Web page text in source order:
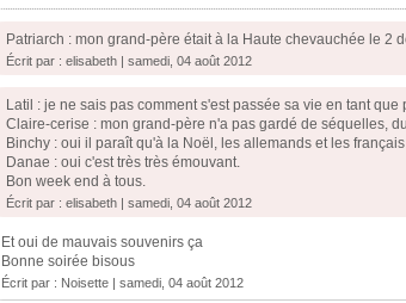
Patriarch : mon grand-père était à la Haute chevauchée le 2
Écrit par : elisabeth | samedi, 04 août 2012
Latil : je ne sais pas comment s'est passée sa vie en tant
Claire-cerise : mon grand-père n'a pas gardé de séquelles,
Binchy : oui il paraît qu'à la Noël, les allemands et les
Danae : oui c'est très très émouvant.
Bon week end à tous.
Écrit par : elisabeth | samedi, 04 août 2012
Et oui de mauvais souvenirs ça
Bonne soirée bisous
Écrit par : Noisette | samedi, 04 août 2012